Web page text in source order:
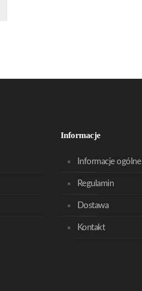
Informacje
Informacje ogólne
Regulamin
Dostawa
Kontakt